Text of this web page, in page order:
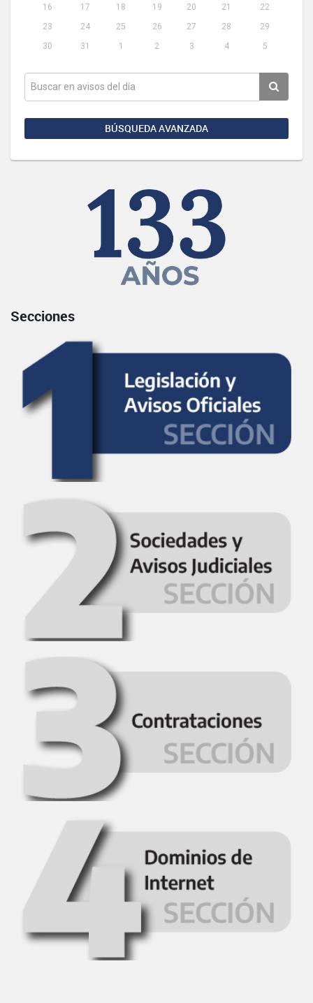
16
17 18 19 20 21
22
23
24 25 26 27 28
29
30
31 1 2 3 4 5
BÚSQUEDA AVANZADA
Secciones